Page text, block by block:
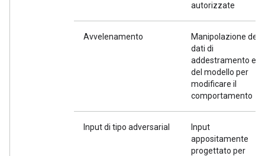
autorizzate
Avvelenamento
Manipolazione dei
dati di
addestramento e/o
del modello per
modificare il
comportamento
Input di tipo adversarial
Input
appositamente
progettato per